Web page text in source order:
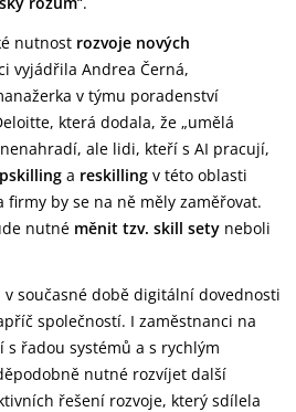
nutnost rozvoje nových
vyjádřila Andrea Černá,
v týmu poradenství
která dodala, že „umělá
ale lidi, kteří s AI pracují,
a reskilling v této oblasti
by se na ně měly zaměřovat.
nutné měnit tzv. skill sety neboli
v současné době digitální dovednosti
společností. I zaměstnanci na
řadou systémů a s rychlým
nutné rozvíjet další
řešení rozvoje, který sdílela